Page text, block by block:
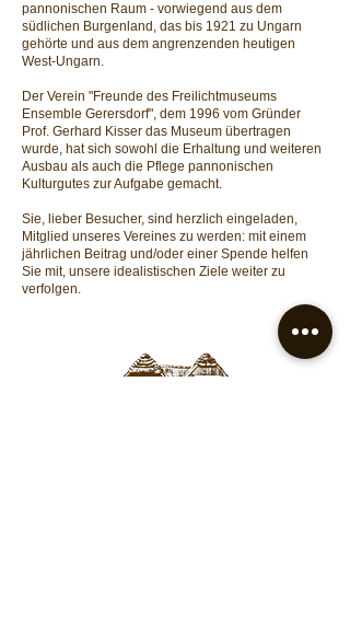
pannonischen Raum - vorwiegend aus dem
südlichen Burgenland, das bis 1921 zu Ungarn
gehörte und aus dem angrenzenden heutigen
West-Ungarn.
Der Verein "Freunde des Freilichtmuseums
Ensemble Gerersdorf", dem 1996 vom Gründer
Prof. Gerhard Kisser das Museum übertragen
wurde, hat sich sowohl die Erhaltung und weiteren
Ausbau als auch die Pflege pannonischen
Kulturgutes zur Aufgabe gemacht.
Sie, lieber Besucher, sind herzlich eingeladen,
Mitglied unseres Vereines zu werden: mit einem
jährlichen Beitrag und/oder einer Spende helfen
Sie mit, unsere idealistischen Ziele weiter zu
verfolgen.